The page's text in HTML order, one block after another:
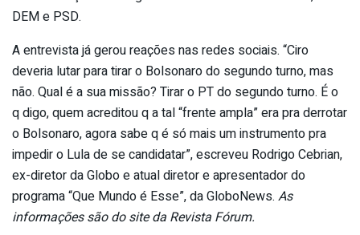
DEM e PSD.
A entrevista já gerou reações nas redes sociais. “Ciro
deveria lutar para tirar o Bolsonaro do segundo turno, mas
não. Qual é a sua missão? Tirar o PT do segundo turno. É o
q digo, quem acreditou q a tal “frente ampla” era pra derrotar
o Bolsonaro, agora sabe q é só mais um instrumento pra
impedir o Lula de se candidatar”, escreveu Rodrigo Cebrian,
ex-diretor da Globo e atual diretor e apresentador do
programa “Que Mundo é Esse”, da GloboNews. As
informações são do site da Revista Fórum.